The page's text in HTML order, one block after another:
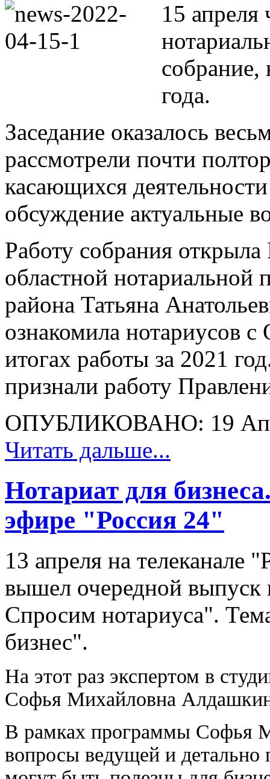
15 апреля
собрание,
года.
Заседание оказалось
рассмотрели почти
касающихся
обсуждение актуальные
Работу собрания
областной нотариальной
района Татьяна
ознакомила нотариусов
итогах работы за 2021
признали работу
ОПУБЛИКОВАНО: 19
Читать дальше...
Нотариат для
эфире "Россия 24"
13 апреля на телеканале
вышел очередной
Спросим нотариуса".
бизнес".
На этот раз экспертом в
Софья Михайловна
В рамках программы Софья
вопросы ведущей и детально